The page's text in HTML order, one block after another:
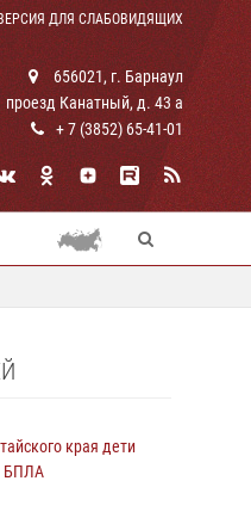
ВЕРСИЯ ДЛЯ СЛАБОВИДЯЩИХ
656021, г. Барнаул
проезд Канатный, д. 43 а
+ 7 (3852) 65-41-01
края дети
БПЛА